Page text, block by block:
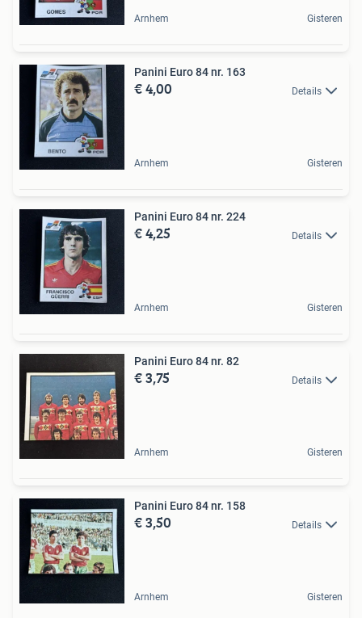
Arnhem Gisteren
Panini Euro 84 nr. 163
€ 4,00 Details
Arnhem Gisteren
Panini Euro 84 nr. 224
€ 4,25 Details
Arnhem Gisteren
Panini Euro 84 nr. 82
€ 3,75 Details
Arnhem Gisteren
Panini Euro 84 nr. 158
€ 3,50 Details
Arnhem Gisteren